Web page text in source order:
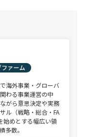
ァーム
海外事業・グローバ
わる事業運営の中
がら意思決定や実務
ル（戦略・総合・FA
始めとする幅広い領
多数。